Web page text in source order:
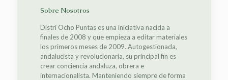
Sobre Nosotros
Distri Ocho Puntas es una iniciativa nacida a
finales de 2008 y que empieza a editar materiales
los primeros meses de 2009. Autogestionada,
andalucista y revolucionaria, su principal fin es
crear conciencia andaluza, obrera e
internacionalista. Manteniendo siempre de forma